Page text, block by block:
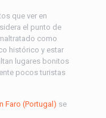
que ver en
el punto de
como
histórico y estar
lugares bonitos
pocos turistas
Faro (Portugal) se